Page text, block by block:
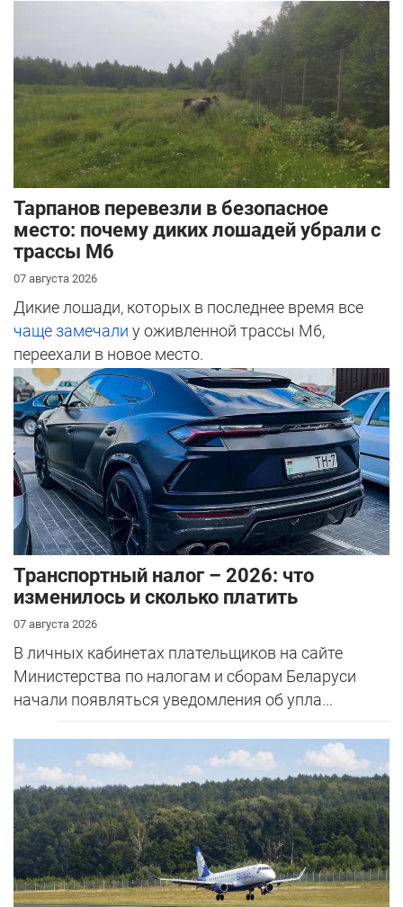
Тарпанов перевезли в безопасное
место: почему диких лошадей убрали с
трассы М6
07 августа 2026
Дикие лошади, которых в последнее время все
чаще замечали у оживленной трассы М6,
переехали в новое место.
Транспортный налог – 2026: что
изменилось и сколько платить
07 августа 2026
В личных кабинетах плательщиков на сайте
Министерства по налогам и сборам Беларуси
начали появляться уведомления об упла...